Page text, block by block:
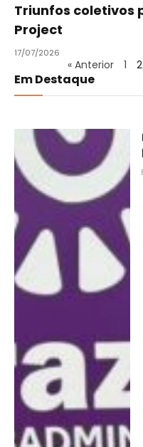
Triunfos coletivos
Project
17/07/2026
« Anterior 1 2
Em Destaque